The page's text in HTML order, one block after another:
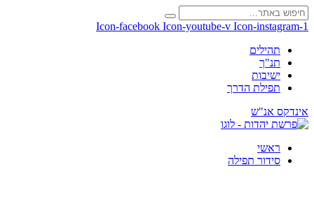
Icon-facebook Icon-youtube-v Icon-instagram-1
תהילים
תנ"ך
ישיבות
תפילת הדרך
אינדקס אנ"ש
ראשי
סידור תפילה